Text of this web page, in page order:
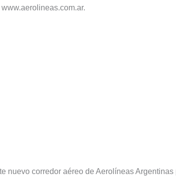
nuevo corredor aéreo de Aerolíneas